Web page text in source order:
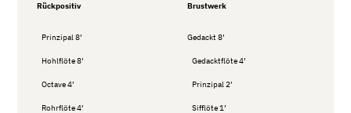
Rückpositiv
Prinzipal 8’
Hohlflöte 8’
Octave 4’
Rohrflöte 4’
Brustwerk
Gedackt 8’
Gedacktflöte 4’
Prinzipal 2’
Sifflöte 1’